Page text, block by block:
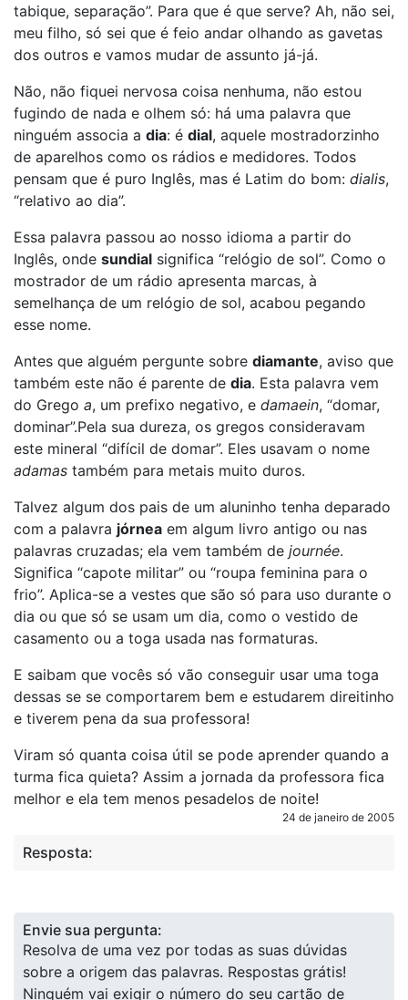
tabique, separação”. Para que é que serve? Ah, não sei,
meu filho, só sei que é feio andar olhando as gavetas
dos outros e vamos mudar de assunto já-já.
Não, não fiquei nervosa coisa nenhuma, não estou
fugindo de nada e olhem só: há uma palavra que
ninguém associa a dia: é dial, aquele mostradorzinho
de aparelhos como os rádios e medidores. Todos
pensam que é puro Inglês, mas é Latim do bom: dialis,
“relativo ao dia”.
Essa palavra passou ao nosso idioma a partir do
Inglês, onde sundial significa “relógio de sol”. Como o
mostrador de um rádio apresenta marcas, à
semelhança de um relógio de sol, acabou pegando
esse nome.
Antes que alguém pergunte sobre diamante, aviso que
também este não é parente de dia. Esta palavra vem
do Grego a, um prefixo negativo, e damaein, “domar,
dominar”.Pela sua dureza, os gregos consideravam
este mineral “difícil de domar”. Eles usavam o nome
adamas também para metais muito duros.
Talvez algum dos pais de um aluninho tenha deparado
com a palavra jórnea em algum livro antigo ou nas
palavras cruzadas; ela vem também de journée.
Significa “capote militar” ou “roupa feminina para o
frio”. Aplica-se a vestes que são só para uso durante o
dia ou que só se usam um dia, como o vestido de
casamento ou a toga usada nas formaturas.
E saibam que vocês só vão conseguir usar uma toga
dessas se se comportarem bem e estudarem direitinho
e tiverem pena da sua professora!
Viram só quanta coisa útil se pode aprender quando a
turma fica quieta? Assim a jornada da professora fica
melhor e ela tem menos pesadelos de noite!
24 de janeiro de 2005
Resposta:
Envie sua pergunta:
Resolva de uma vez por todas as suas dúvidas
sobre a origem das palavras. Respostas grátis!
Ninguém vai exigir o número do seu cartão de